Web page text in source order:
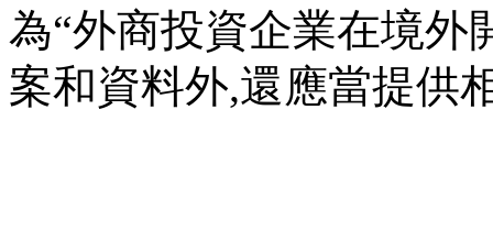
為“外商投資企業在境外
案和資料外,還應當提供